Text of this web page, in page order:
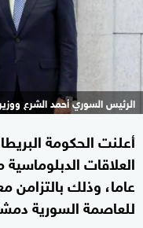
الرئيس السوري أحمد الشرع
أعلنت الحكومة
عاما، وذلك بالتزامن
للعاصمة السورية